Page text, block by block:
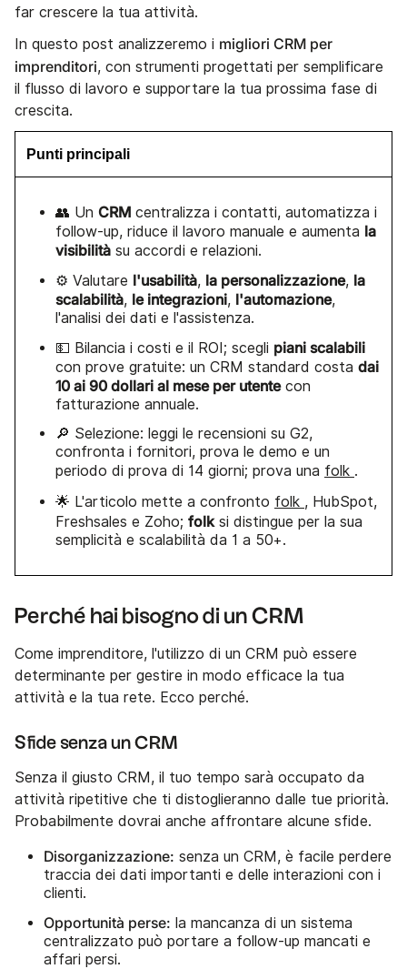
far crescere la tua attività.
In questo post analizzeremo i migliori CRM per
imprenditori, con strumenti progettati per semplificare
il flusso di lavoro e supportare la tua prossima fase di
crescita.
Punti principali
👥 Un CRM centralizza i contatti, automatizza i
follow-up, riduce il lavoro manuale e aumenta la
visibilità su accordi e relazioni.
⚙️ Valutare l'usabilità, la personalizzazione, la
scalabilità, le integrazioni, l'automazione,
l'analisi dei dati e l'assistenza.
💵 Bilancia i costi e il ROI; scegli piani scalabili
con prove gratuite: un CRM standard costa dai
10 ai 90 dollari al mese per utentecon
fatturazione annuale.
🔎 Selezione: leggi le recensioni su G2,
confronta i fornitori, prova le demo e un
periodo di prova di 14 giorni; prova una folk .
🌟 L'articolo mette a confronto folk , HubSpot,
Freshsales e Zoho; folksi distingue per la sua
semplicità e scalabilità da 1 a 50+.
Perché hai bisogno di un CRM
Come imprenditore, l'utilizzo di un CRM può essere
determinante per gestire in modo efficace la tua
attività e la tua rete. Ecco perché.
Sfide senza un CRM
Senza il giusto CRM, il tuo tempo sarà occupato da
attività ripetitive che ti distoglieranno dalle tue priorità.
Probabilmente dovrai anche affrontare alcune sfide.
Disorganizzazione: senza un CRM, è facile perdere
traccia dei dati importanti e delle interazioni con i
clienti.
Opportunità perse: la mancanza di un sistema
centralizzato può portare a follow-up mancati e
affari persi.